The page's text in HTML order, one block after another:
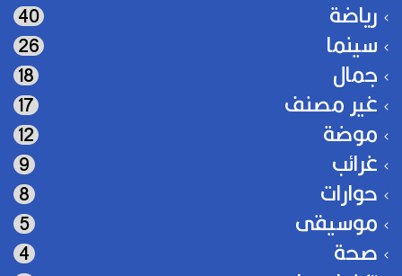
رياضة 40
سينما 26
جمال 18
غير مصنف 17
موضة 12
غرائب 9
حوارات 8
موسيقى 5
صحة 4